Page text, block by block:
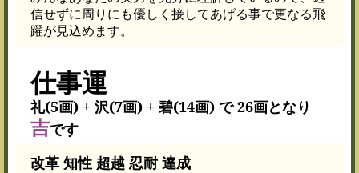
信せずに周りにも優しく接してあげる事で更なる飛
躍が見込めます。
仕事運
礼(5画) + 沢(7画) + 碧(14画) で 26画となり
吉です
改革 知性 超越 忍耐 達成